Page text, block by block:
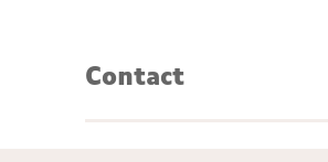
Contact